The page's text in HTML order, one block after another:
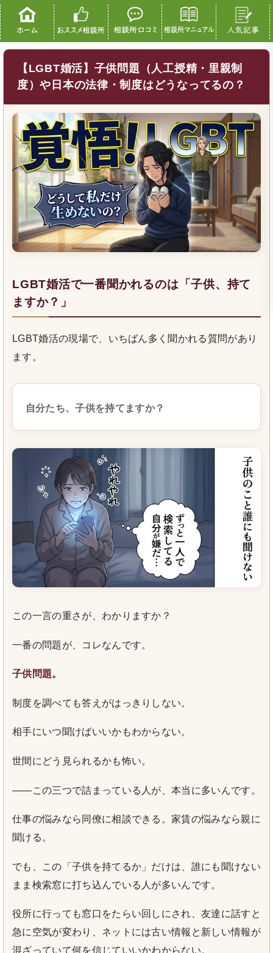
【LGBT婚活】子供問題（人工授精・里親制
度）や日本の法律・制度はどうなってるの？
LGBT婚活で一番聞かれるのは「子供、持て
ますか？」
LGBT婚活の現場で、いちばん多く聞かれる質問があり
ます。
自分たち、子供を持てますか？
この一言の重さが、わかりますか？
一番の問題が、コレなんです。
子供問題。
制度を調べても答えがはっきりしない。
相手にいつ聞けばいいかもわからない。
世間にどう見られるかも怖い。
——この三つで詰まっている人が、本当に多いんです。
仕事の悩みなら同僚に相談できる。家賃の悩みなら親に
聞ける。
でも、この「子供を持てるか」だけは、誰にも聞けない
まま検索窓に打ち込んでいる人が多いんです。
役所に行っても窓口をたらい回しにされ、友達に話すと
急に空気が変わり、ネットには古い情報と新しい情報が
混ざっていて何を信じていいかわからない。